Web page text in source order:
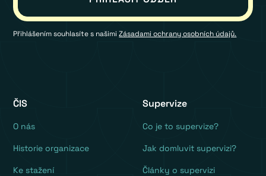
Přihlášením souhlasíte s našimiZásadami ochrany osobních údajů.
ČIS
O nás
Historie organizace
Ke stažení
Supervize
Co je to supervize?
Jak domluvit supervizi?
Články o supervizi